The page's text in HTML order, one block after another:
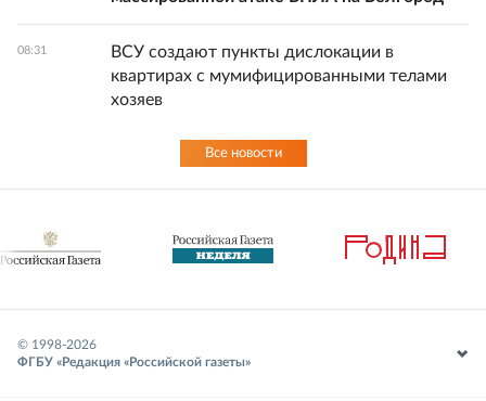
08:31
ВСУ создают пункты дислокации в
квартирах с мумифицированными телами
хозяев
Все новости
© 1998-2026
ФГБУ «Редакция «Российской газеты»